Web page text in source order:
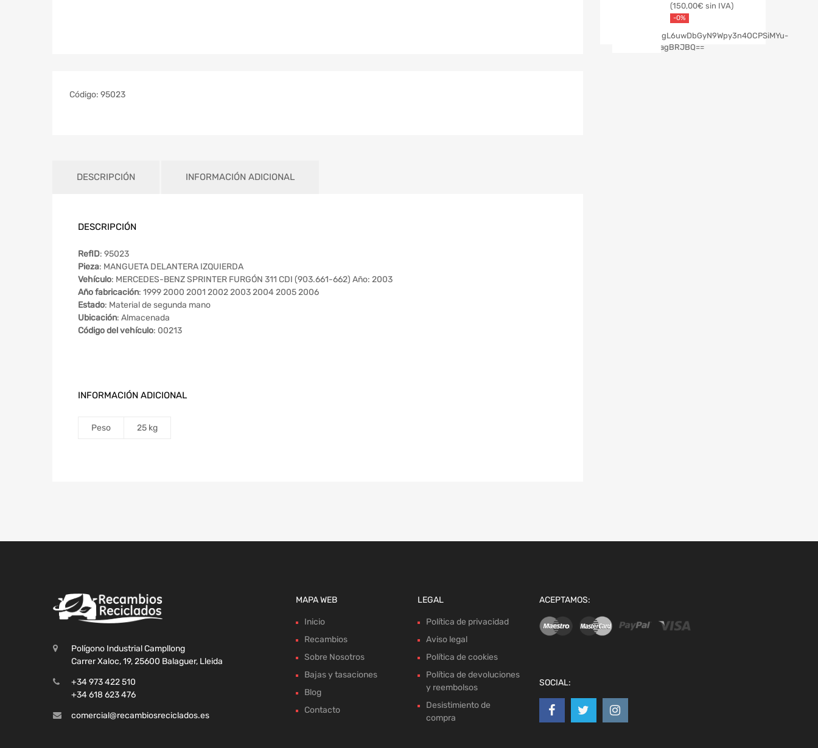
Código: 95023
DESCRIPCIÓN INFORMACIÓN ADICIONAL
DESCRIPCIÓN
RefID: 95023
Pieza: MANGUETA DELANTERA IZQUIERDA
Vehículo: MERCEDES-BENZ SPRINTER FURGÓN 311 CDI (903.661-662) Año: 2003
Año fabricación: 1999 2000 2001 2002 2003 2004 2005 2006
Estado: Material de segunda mano
Ubicación: Almacenada
Código del vehículo: 00213
INFORMACIÓN ADICIONAL
Peso 25 kg
150,00€
-0%
Polígono Industrial Campllong
Carrer Xaloc, 19, 25600 Balaguer, Lleida
+34 973 422 510
+34 618 623 476
comercial@recambiosreciclados.es
MAPA WEB
Inicio
Recambios
Sobre Nosotros
Bajas y tasaciones
Blog
Contacto
LEGAL
Política de privacidad
Aviso legal
Política de cookies
Política de devoluciones
y reembolsos
Desistimiento de
compra
ACEPTAMOS:
SOCIAL: